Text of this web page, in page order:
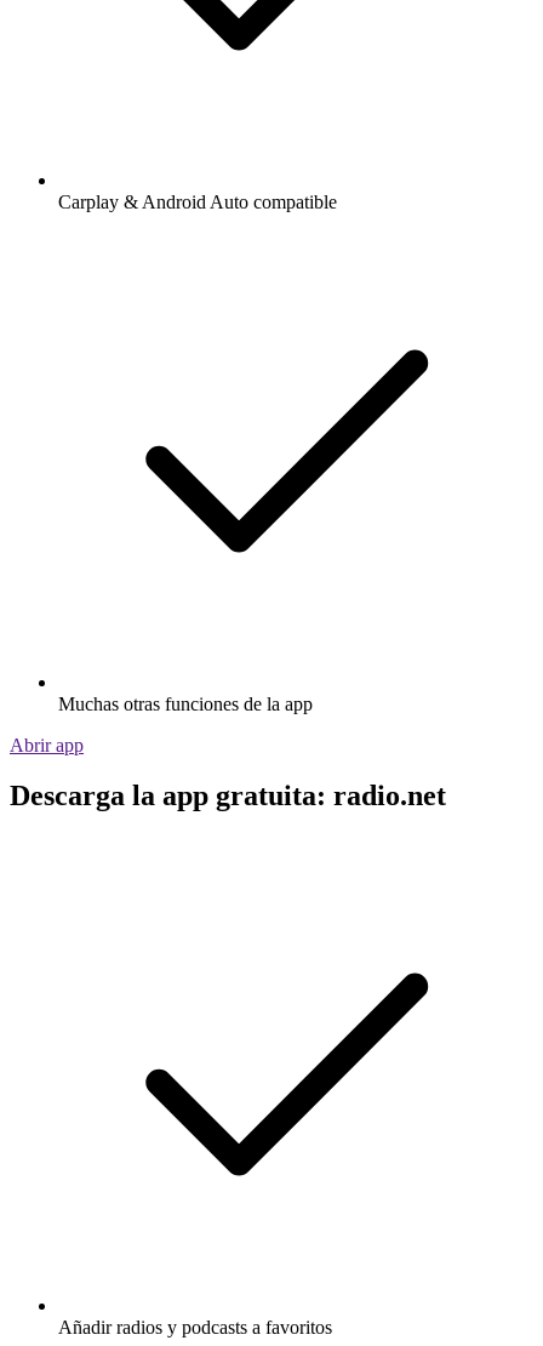
Carplay & Android Auto compatible
Muchas otras funciones de la app
Abrir app
Descarga la app gratuita: radio.net
Añadir radios y podcasts a favoritos